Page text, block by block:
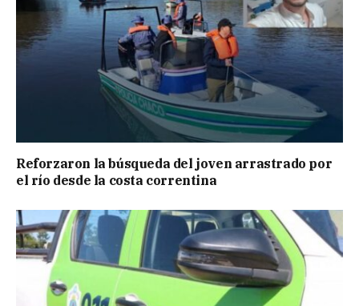
Reforzaron la búsqueda del joven arrastrado por
el río desde la costa correntina